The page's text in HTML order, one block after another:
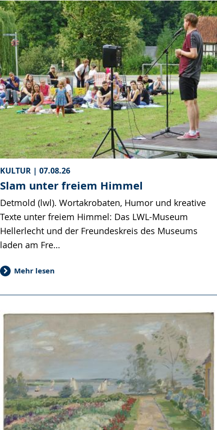
KULTUR | 07.08.26
Slam unter freiem Himmel
Detmold (lwl). Wortakrobaten, Humor und kreative
Texte unter freiem Himmel: Das LWL-Museum
Hellerlecht und der Freundeskreis des Museums
laden am Fre…
Mehr lesen